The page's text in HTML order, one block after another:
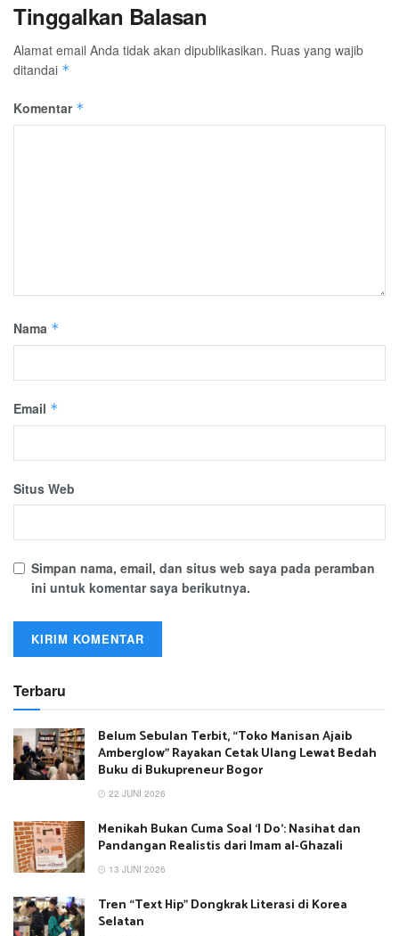
Tinggalkan Balasan
Alamat email Anda tidak akan dipublikasikan. Ruas yang wajib
ditandai *
Komentar *
Nama *
Email *
Situs Web
Simpan nama, email, dan situs web saya pada peramban
ini untuk komentar saya berikutnya.
Terbaru
Belum Sebulan Terbit, “Toko Manisan Ajaib
Amberglow” Rayakan Cetak Ulang Lewat Bedah
Buku di Bukupreneur Bogor
22 JUNI 2026
Menikah Bukan Cuma Soal ‘I Do’: Nasihat dan
Pandangan Realistis dari Imam al-Ghazali
13 JUNI 2026
Tren “Text Hip” Dongkrak Literasi di Korea
Selatan